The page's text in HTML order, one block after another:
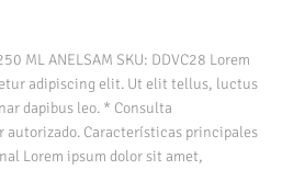
ML ANELSAM SKU: DDVC28 Lorem
adipiscing elit. Ut elit tellus, luctus
dapibus leo. * Consulta
Características principales
Lorem ipsum dolor sit amet,